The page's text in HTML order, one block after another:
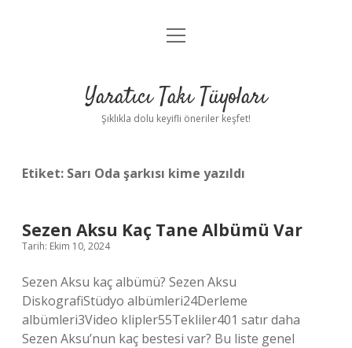
Anasayfa
Yasal Uyarı
menüyü
Yaratıcı Takı Tüyoları
Şıklıkla dolu keyifli öneriler keşfet!
Etiket: Sarı Oda şarkısı kime yazıldı
Sezen Aksu Kaç Tane Albümü Var
Tarih: Ekim 10, 2024
Sezen Aksu kaç albümü? Sezen Aksu
DiskografiStüdyo albümleri24Derleme
albümleri3Video klipler55Tekliler401 satır daha
Sezen Aksu’nun kaç bestesi var? Bu liste genel